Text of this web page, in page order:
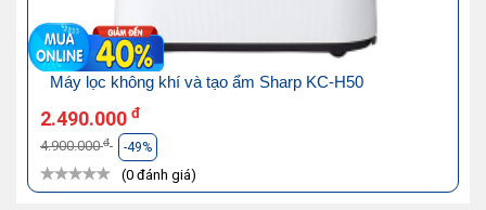
Máy lọc không khí và tạo ẩm Sharp KC-H50
2.490.000 đ
4.900.000đ -49%
(0 đánh giá)